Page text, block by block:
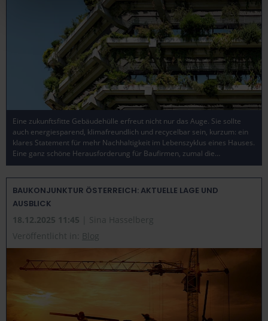
Verwendung von notwendigen Cookies zustimmen oder
hier Ihre individuelle Auswahl bestätigen. Ihre Einwilligung
ist freiwillig und kann jederzeit später geändert oder
widerrufen werden, indem Sie auf die Schaltfläche
Einstellungen am unteren Ende der Webseite klicken.
Weitere Informationen erhalten Sie in unserer
Datenschutzerklärungund imImpressum.
Eine zukunftsfitte Gebäudehülle erfreut nicht nur das Auge. Sie sollte
auch energiesparend, klimafreundlich und recycelbar sein, kurzum: ein
klares Statement für mehr Nachhaltigkeit im Lebenszyklus eines Hauses.
Eine ganz schöne Herausforderung für Baufirmen, zumal die…
BAUKONJUNKTUR ÖSTERREICH: AKTUELLE LAGE UND
AUSBLICK
18.12.2025 11:45
| Sina Hasselberg
Veröffentlicht in:
Blog